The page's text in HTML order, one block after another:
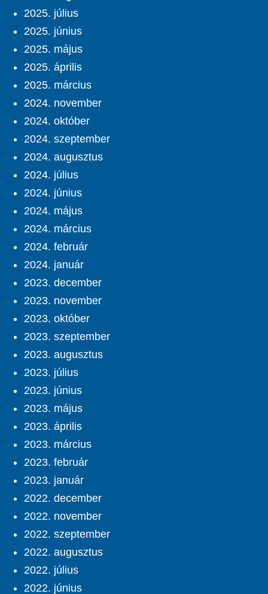
2025. július
2025. június
2025. május
2025. április
2025. március
2024. november
2024. október
2024. szeptember
2024. augusztus
2024. július
2024. június
2024. május
2024. március
2024. február
2024. január
2023. december
2023. november
2023. október
2023. szeptember
2023. augusztus
2023. július
2023. június
2023. május
2023. április
2023. március
2023. február
2023. január
2022. december
2022. november
2022. szeptember
2022. augusztus
2022. július
2022. június